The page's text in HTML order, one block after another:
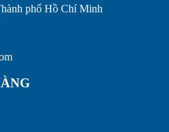
phố Hồ Chí Minh